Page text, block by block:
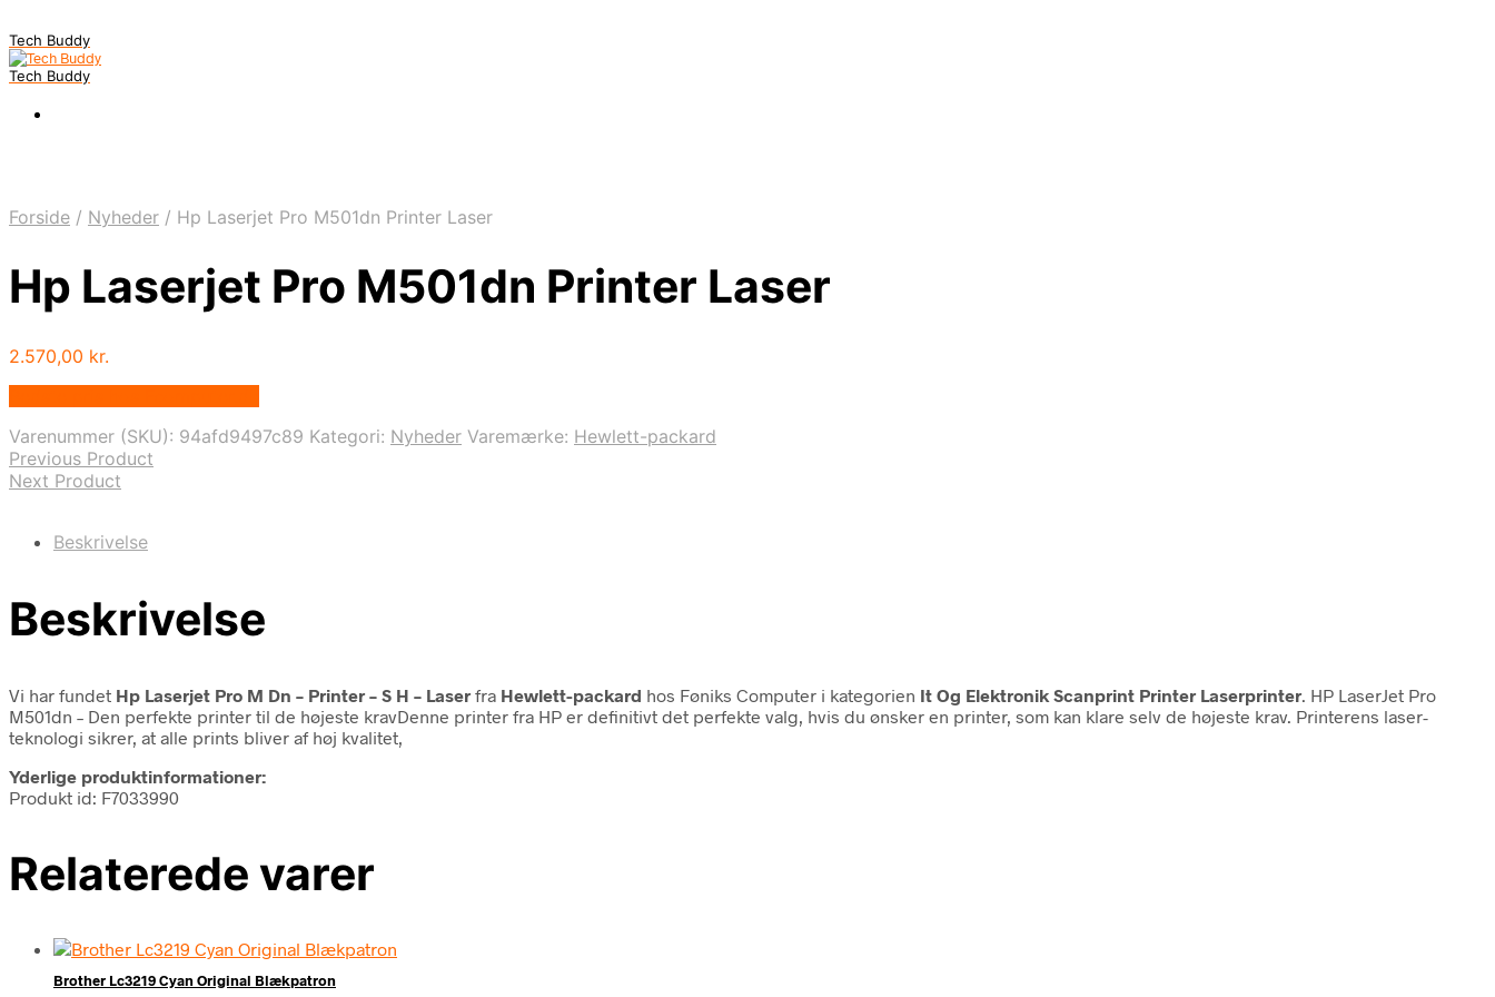
Tech Buddy
Tech Buddy
Forside / Nyheder / Hp Laserjet Pro M501dn Printer Laser
Hp Laserjet Pro M501dn Printer Laser
2.570,00 kr.
Varenummer (SKU): 94afd9497c89 Kategori: Nyheder Varemærke: Hewlett-packard
Previous Product
Next Product
Beskrivelse
Beskrivelse
Vi har fundet Hp Laserjet Pro M Dn – Printer – S H – Laser fra Hewlett-packard hos Føniks Computer i kategorien It Og Elektronik Scanprint Printer Laserprinter . HP LaserJet Pro
M501dn – Den perfekte printer til de højeste kravDenne printer fra HP er definitivt det perfekte valg, hvis du ønsker en printer, som kan klare selv de højeste krav. Printerens laser-
teknologi sikrer, at alle prints bliver af høj kvalitet,
Yderlige produktinformationer:
Produkt id: F7033990
Relaterede varer
Brother Lc3219 Cyan Original Blækpatron